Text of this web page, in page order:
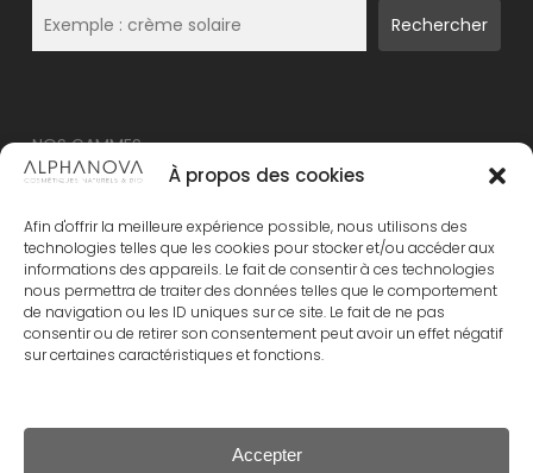
À propos des cookies
Afin d'offrir la meilleure expérience possible, nous utilisons des
technologies telles que les cookies pour stocker et/ou accéder aux
informations des appareils. Le fait de consentir à ces technologies
nous permettra de traiter des données telles que le comportement
de navigation ou les ID uniques sur ce site. Le fait de ne pas
consentir ou de retirer son consentement peut avoir un effet négatif
sur certaines caractéristiques et fonctions.
Accepter
Rechercher
NOS GAMMES
NOUVEAU – ALPHANOVA Thermal Care
ALPHANOVA Organic SUN
ALPHANOVA Daily SUN
ALPHANOVA Bebe
Alphanova Kids